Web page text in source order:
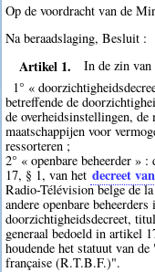
Op de voordracht van de
Na beraadslaging, Besluit :
Artikel 1.
In de zin
1° «
betreffende de
de overheidsinstellingen, de
maatschappijen voor
ressorteren ;
2° « openbare beheerder »
17, § 1, van het decreet
Radio-Télévision belge de
andere openbare
doorzichtigheidsdecreet,
generaal bedoeld in artikel
houdende het statuut van
française (R.T.B.F.)".